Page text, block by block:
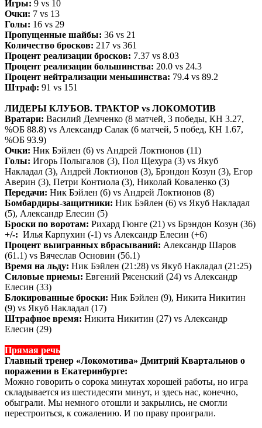
Игры: 9 vs 10
Очки: 7 vs 13
Голы: 16 vs 29
Пропущенные шайбы: 36 vs 21
Количество бросков: 217 vs 361
Процент реализации бросков: 7.37 vs 8.03
Процент реализации большинства: 20.0 vs 24.3
Процент нейтрализации меньшинства: 79.4 vs 89.2
Штраф: 91 vs 151
ЛИДЕРЫ КЛУБОВ. ТРАКТОР vs ЛОКОМОТИВ
Вратари: Василий Демченко (8 матчей, 3 победы, КН 3.27,
%ОБ 88.8) vs Александр Салак (6 матчей, 5 побед, КН 1.67,
%ОБ 93.9)
Очки: Ник Бэйлен (6) vs Андрей Локтионов (11)
Голы: Игорь Полыгалов (3), Пол Щехура (3) vs Якуб
Накладал (3), Андрей Локтионов (3), Брэндон Козун (3), Егор
Аверин (3), Петри Контиола (3), Николай Коваленко (3)
Передачи: Ник Бэйлен (6) vs Андрей Локтионов (8)
Бомбардиры-защитники: Ник Бэйлен (6) vs Якуб Накладал
(5), Александр Елесин (5)
Броски по воротам: Рихард Гюнге (21) vs Брэндон Козун (36)
+/-: Илья Карпухин (-1) vs Александр Елесин (+6)
Процент выигранных вбрасываний: Александр Шаров
(61.1) vs Вячеслав Основин (56.1)
Время на льду: Ник Бэйлен (21:28) vs Якуб Накладал (21:25)
Силовые приемы: Евгений Рясенский (24) vs Александр
Елесин (33)
Блокированные броски: Ник Бэйлен (9), Никита Никитин
(9) vs Якуб Накладал (17)
Штрафное время: Никита Никитин (27) vs Александр
Елесин (29)
Прямая речь
Главный тренер «Локомотива» Дмитрий Квартальнов о
поражении в Екатеринбурге:
Можно говорить о сорока минутах хорошей работы, но игра
складывается из шестидесяти минут, и здесь нас, конечно,
обыграли. Мы немного отошли и закрылись, не смогли
перестроиться, к сожалению. И по праву проиграли.